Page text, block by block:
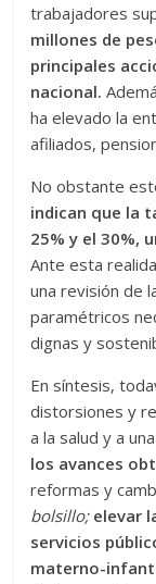
trabajadores
millones de
principales
nacional.
ha elevado la
afiliados,
No obstante
indican que la
25% y el 30%,
Ante esta
una revisión de
paramétricos
dignas y
En síntesis,
distorsiones y
a la salud y a
los avances
reformas y
bolsillo; elevar
servicios
materno-